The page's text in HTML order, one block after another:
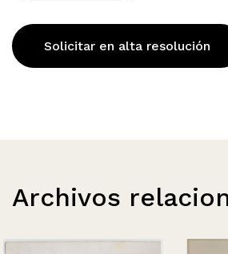
Solicitar en alta resolución
Archivos